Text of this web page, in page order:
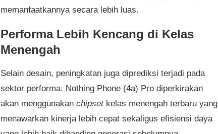
memanfaatkannya secara lebih luas.
Performa Lebih Kencang di Kelas
Menengah
Selain desain, peningkatan juga diprediksi terjadi pada
sektor performa. Nothing Phone (4a) Pro diperkirakan
akan menggunakan chipsetkelas menengah terbaru yang
menawarkan kinerja lebih cepat sekaligus efisiensi daya